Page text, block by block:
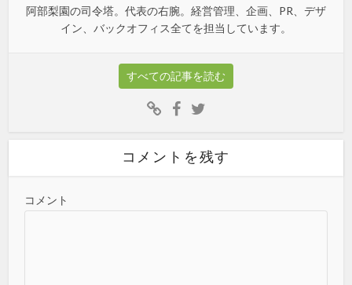
阿部梨園の司令塔。代表の右腕。経営管理、企画、PR、デザ
イン、バックオフィス全てを担当しています。
すべての記事を読む
コメントを残す
コメント